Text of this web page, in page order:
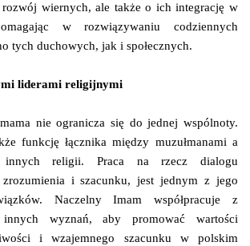
rozwój wiernych, ale także o ich integrację w
w rozwiązywaniu codziennych
tych duchowych, jak i społecznych.
liderami religijnymi
nie ogranicza się do jednej wspólnoty.
funkcję łącznika między muzułmanami a
innych religii. Praca na rzecz dialogu
zrozumienia i szacunku, jest jednym z jego
Naczelny Imam współpracuje z
innych wyznań, aby promować wartości
i wzajemnego szacunku w polskim